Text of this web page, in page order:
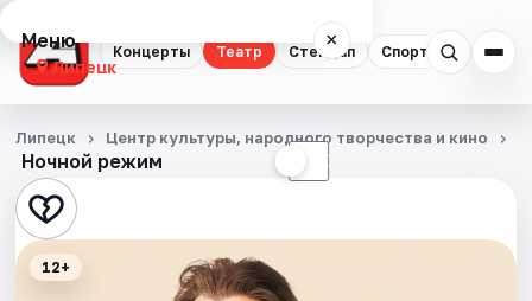
Концерты Театр Стендап Спорт
Меню ×
Липецк
Концерты
Театр
Стендап
Ночной режим ☾
Липецк Центр культуры, народного творчества и кино
12+